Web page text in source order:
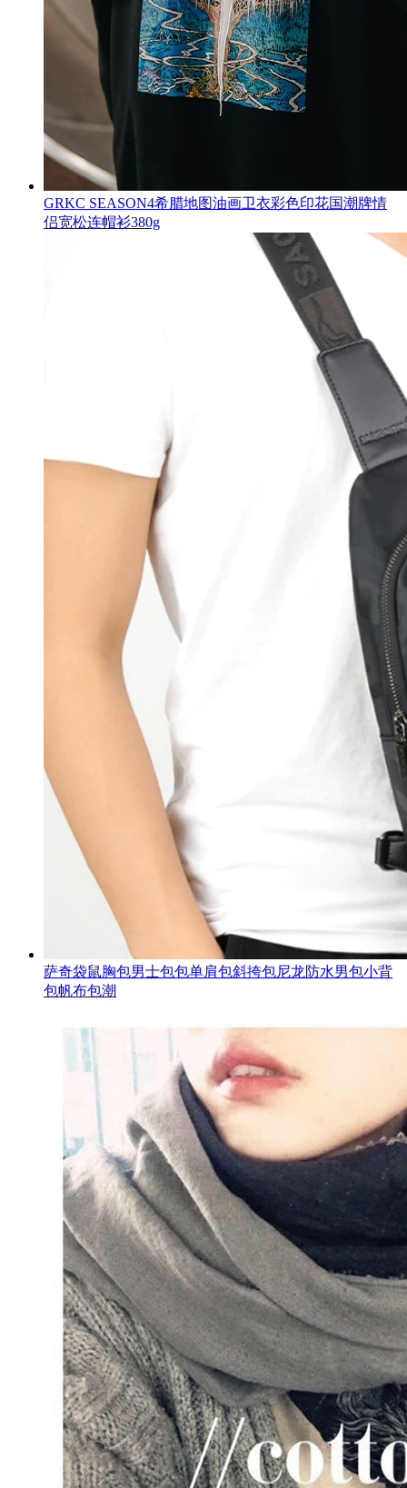
GRKC SEASON4希腊地图油画卫衣彩色印花国潮牌情
侣宽松连帽衫380g
萨奇袋鼠胸包男士包包单肩包斜挎包尼龙防水男包小背
包帆布包潮